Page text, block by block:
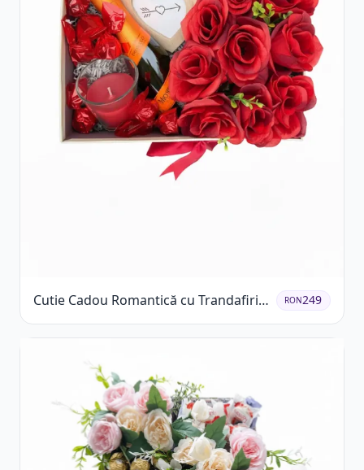
Cutie Cadou Romantică cu Trandafiri
Șampanie și Lumânare
RON249